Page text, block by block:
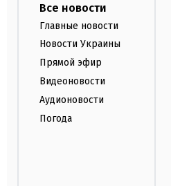
Все новости
Главные новости
Новости Украины
Прямой эфир
Видеоновости
Аудионовости
Погода